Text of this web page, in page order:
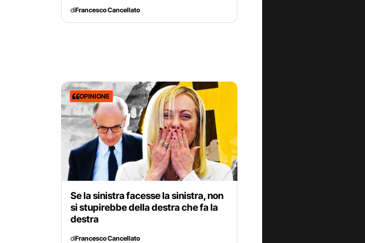
diFrancesco Cancellato
OPINIONE
Se la sinistra facesse la sinistra, non
si stupirebbe della destra che fa la
destra
diFrancesco Cancellato